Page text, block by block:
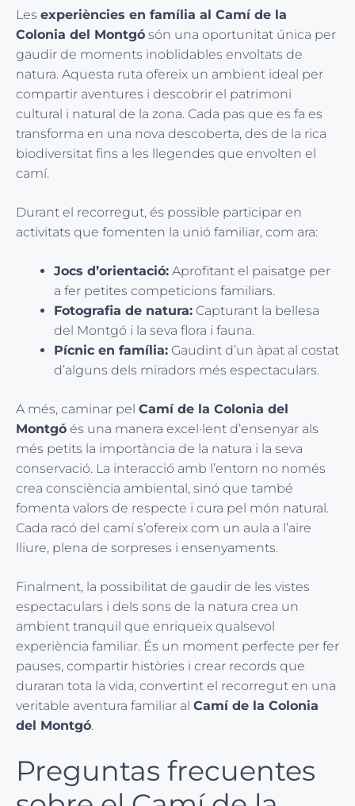
Les experiències en família al Camí de la
Colonia del Montgó són una oportunitat única per
gaudir de moments inoblidables envoltats de
natura. Aquesta ruta ofereix un ambient ideal per
compartir aventures i descobrir el patrimoni
cultural i natural de la zona. Cada pas que es fa es
transforma en una nova descoberta, des de la rica
biodiversitat fins a les llegendes que envolten el
camí.
Durant el recorregut, és possible participar en
activitats que fomenten la unió familiar, com ara:
Jocs d’orientació: Aprofitant el paisatge per
a fer petites competicions familiars.
Fotografia de natura: Capturant la bellesa
del Montgó i la seva flora i fauna.
Pícnic en família: Gaudint d’un àpat al costat
d’alguns dels miradors més espectaculars.
A més, caminar pel Camí de la Colonia del
Montgó és una manera excel·lent d’ensenyar als
més petits la importància de la natura i la seva
conservació. La interacció amb l’entorn no només
crea consciència ambiental, sinó que també
fomenta valors de respecte i cura pel món natural.
Cada racó del camí s’ofereix com un aula a l’aire
lliure, plena de sorpreses i ensenyaments.
Finalment, la possibilitat de gaudir de les vistes
espectaculars i dels sons de la natura crea un
ambient tranquil que enriqueix qualsevol
experiència familiar. És un moment perfecte per fer
pauses, compartir històries i crear records que
duraran tota la vida, convertint el recorregut en una
veritable aventura familiar al Camí de la Colonia
del Montgó.
Preguntas frecuentes